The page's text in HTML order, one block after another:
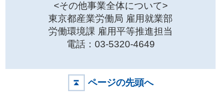
<その他事業全体について>
東京都産業労働局 雇用就業部
労働環境課 雇用平等推進担当
電話：03-5320-4649
ページの先頭へ